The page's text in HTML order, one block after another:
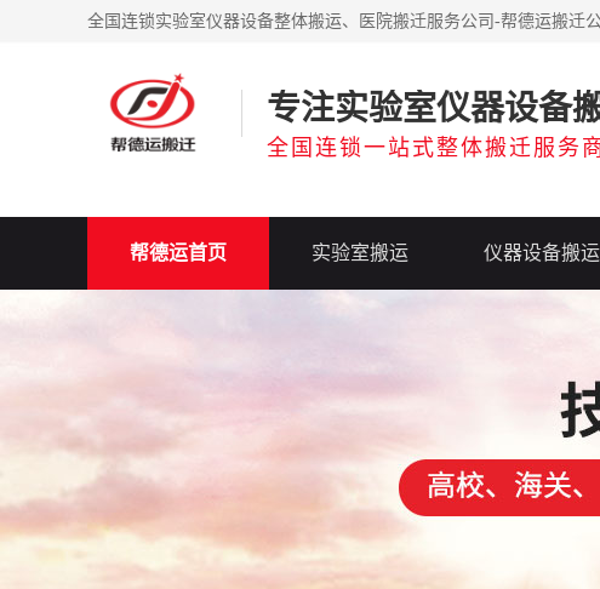
全国连锁实验室仪器设备整体搬运、医院搬迁服务公司-帮德运搬迁
专注实验室仪器设备
全国连锁一站式整体搬迁服务
帮德运首页 实验室搬运 仪器设备搬运